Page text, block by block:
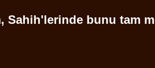
Sahih'lerinde bunu tam